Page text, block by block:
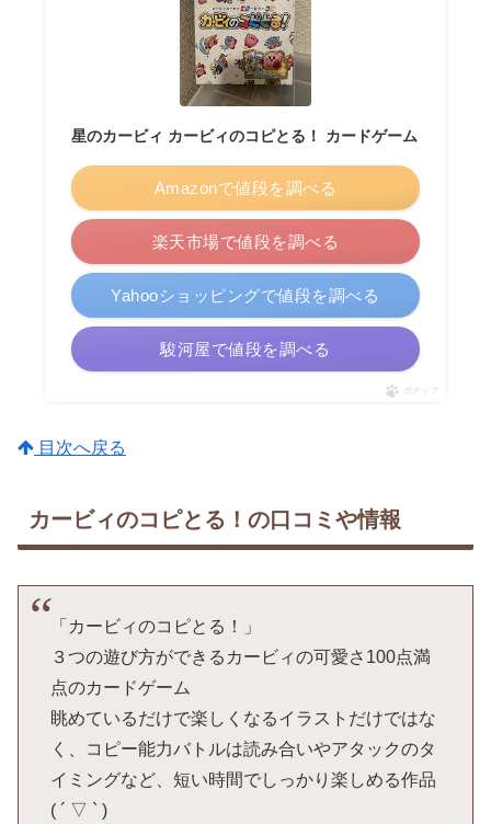
星のカービィ カービィのコピとる！ カードゲーム
Amazonで値段を調べる
楽天市場で値段を調べる
Yahooショッピングで値段を調べる
駿河屋で値段を調べる
ポチップ
目次へ戻る
カービィのコピとる！の口コミや情報
「カービィのコピとる！」
３つの遊び方ができるカービィの可愛さ100点満
点のカードゲーム
眺めているだけで楽しくなるイラストだけではな
く、コピー能力バトルは読み合いやアタックのタ
イミングなど、短い時間でしっかり楽しめる作品
( ´ ▽ ` )